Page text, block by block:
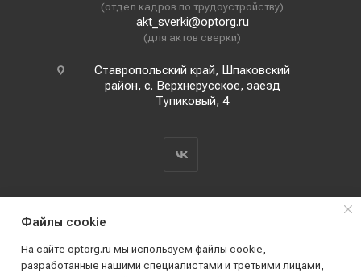
(отдел кадров по трудоустройству)
akt_sverki@optorg.ru
(для актов сверки)
Ставропольский край, Шпаковский
район, с. Верхнерусское, заезд
Тупиковый, 4
Файлы cookie
На сайте optorg.ru мы используем файлы cookie,
разработанные нашими специалистами и третьими лицами,